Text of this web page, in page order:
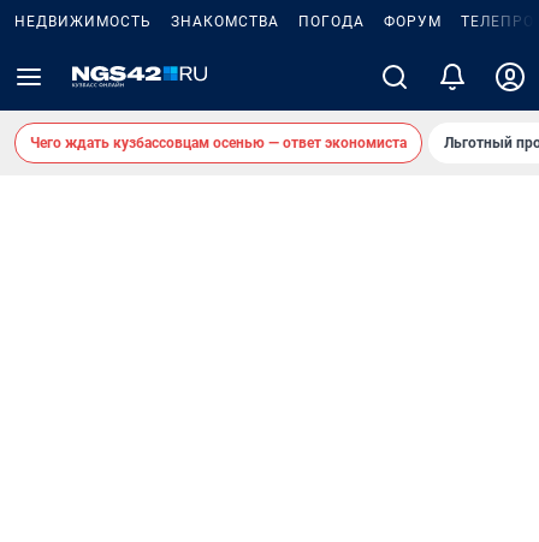
НЕДВИЖИМОСТЬ ЗНАКОМСТВА ПОГОДА ФОРУМ
Чего ждать кузбассовцам осенью — ответ экономиста Льготный